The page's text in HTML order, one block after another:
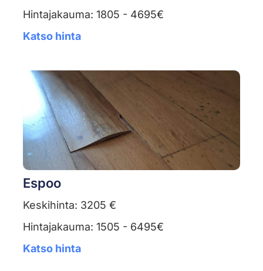
Hintajakauma: 1805 - 4695€
Katso hinta
Espoo
Keskihinta: 3205 €
Hintajakauma: 1505 - 6495€
Katso hinta